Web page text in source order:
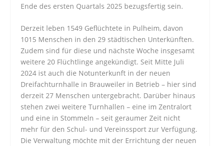
Ende des ersten Quartals 2025 bezugsfertig sein.
Derzeit leben 1549 Geflüchtete in Pulheim, davon
1015 Menschen in den 29 städtischen Unterkünften.
Zudem sind für diese und nächste Woche insgesamt
weitere 20 Flüchtlinge angekündigt. Seit Mitte Juli
2024 ist auch die Notunterkunft in der neuen
Dreifachturnhalle in Brauweiler in Betrieb – hier sind
derzeit 27 Menschen untergebracht. Darüber hinaus
stehen zwei weitere Turnhallen – eine im Zentralort
und eine in Stommeln – seit geraumer Zeit nicht
mehr für den Schul- und Vereinssport zur Verfügung.
Die Verwaltung möchte mit der Errichtung der neuen